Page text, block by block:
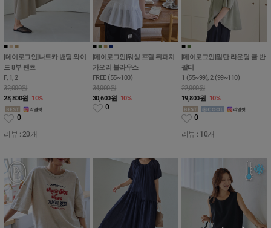
■ ■ ■
[데이로그인]나트카 밴딩 와이
드 8부 팬츠
F, 1, 2
32,000원
28,800원 10%
0
리뷰 : 20개
■■ ■■
[데이로그인]워싱 프릴 뒤패치
가오리 블라우스
FREE (55~100)
34,000원
30,600원 10%
0
■ ■
[데이로그인]밑단 라운딩 쿨 반
팔티
1 (55~99), 2 (99~110)
22,000원
19,800원 10%
0
리뷰 : 10개